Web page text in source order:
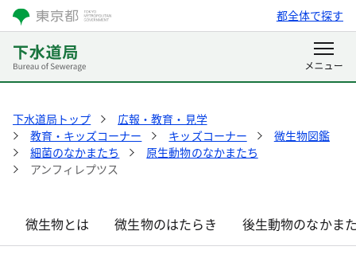
都全体で探す
下水道局トップ
広報・教育・見学
教育・キッズコーナー
キッズコーナー
微生物図鑑
細菌のなかまたち
原生動物のなかまたち
アンフィレプツス
微生物とは 微生物のはたらき 後生動物のなかま